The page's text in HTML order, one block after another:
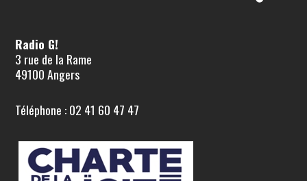
Radio G!
3 rue de la Rame
49100 Angers
Téléphone : 02 41 60 47 47